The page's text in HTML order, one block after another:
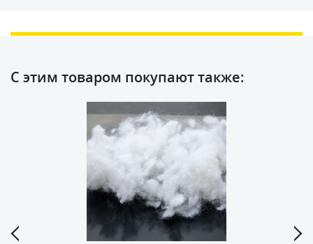
С этим товаром покупают также: